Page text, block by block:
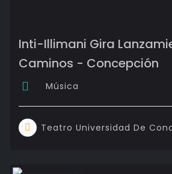
Inti-Illimani Gira
Caminos - Concepción
Música
Teatro Universidad De